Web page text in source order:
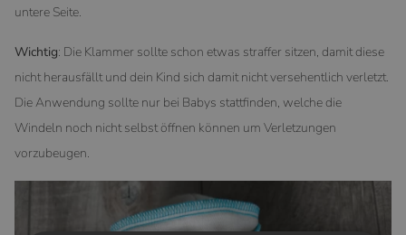
untere Seite.
Wichtig: Die Klammer sollte schon etwas straffer sitzen, damit diese
nicht herausfällt und dein Kind sich damit nicht versehentlich verletzt.
Die Anwendung sollte nur bei Babys stattfinden, welche die
Windeln noch nicht selbst öffnen können um Verletzungen
vorzubeugen.